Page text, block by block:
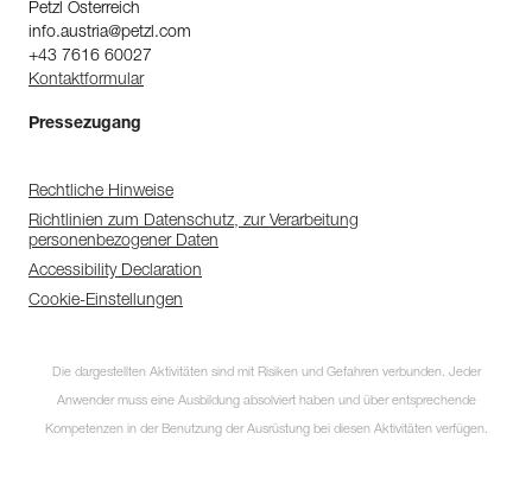
Petzl Österreich
info.austria@petzl.com
+43 7616 60027
Kontaktformular
Pressezugang
Rechtliche Hinweise
Richtlinien zum Datenschutz, zur Verarbeitung
personenbezogener Daten
Accessibility Declaration
Cookie-Einstellungen
Die dargestellten Aktivitäten sind mit Risiken und Gefahren verbunden. Jeder
Anwender muss eine Ausbildung absolviert haben und über entsprechende
Kompetenzen in der Benutzung der Ausrüstung bei diesen Aktivitäten verfügen.